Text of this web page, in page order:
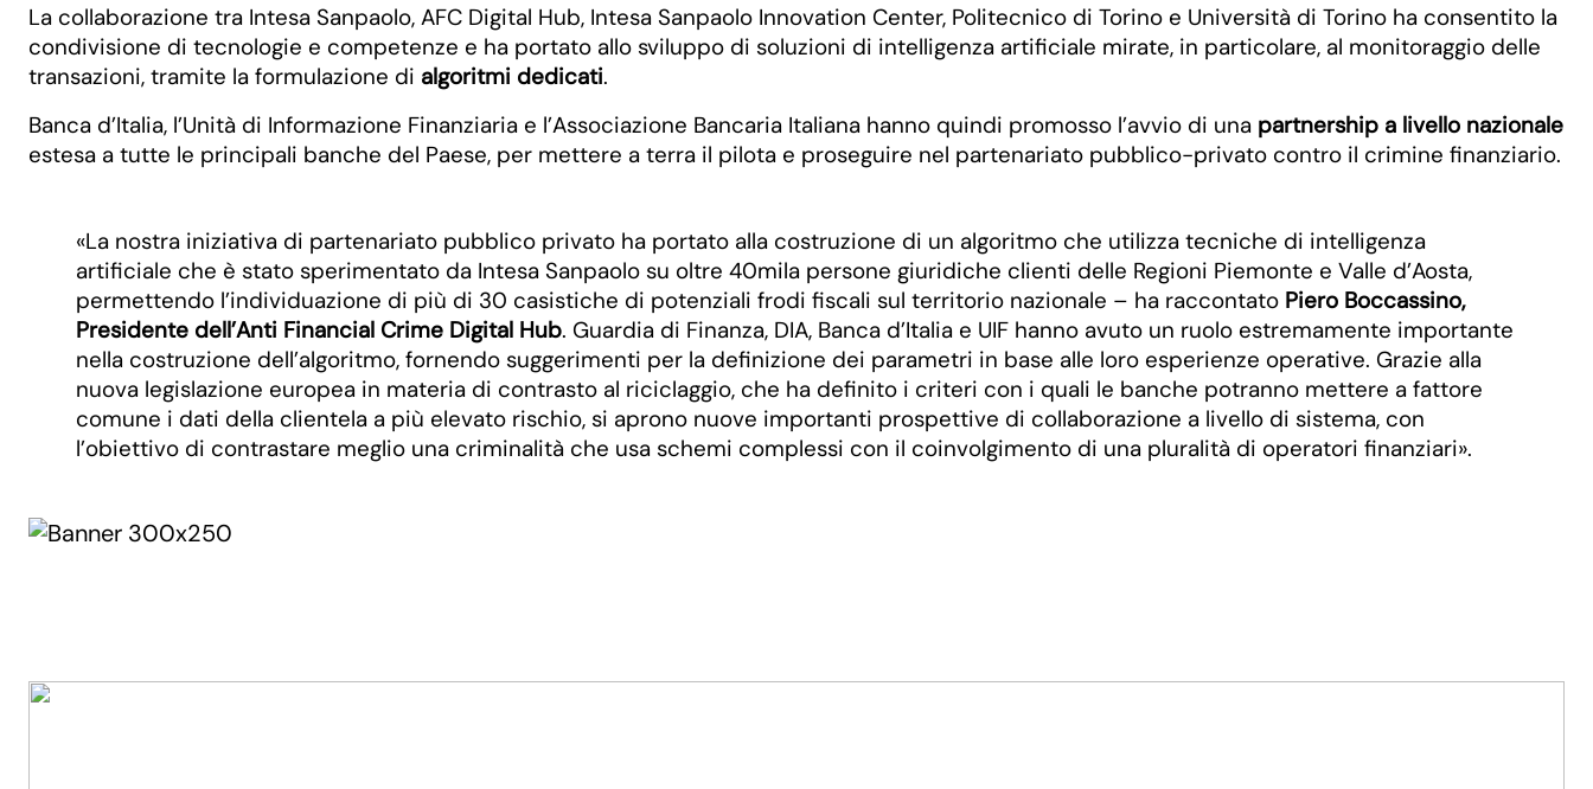
La collaborazione tra Intesa Sanpaolo, AFC Digital Hub, Intesa Sanpaolo Innovation Center, Politecnico di Torino e Università di Torino ha consentito la
condivisione di tecnologie e competenze e ha portato allo sviluppo di soluzioni di intelligenza artificiale mirate, in particolare, al monitoraggio delle
transazioni, tramite la formulazione di algoritmi dedicati.
Banca d’Italia, l’Unità di Informazione Finanziaria e l’Associazione Bancaria Italiana hanno quindi promosso l’avvio di una partnership a livello nazionale
estesa a tutte le principali banche del Paese, per mettere a terra il pilota e proseguire nel partenariato pubblico-privato contro il crimine finanziario.
«La nostra iniziativa di partenariato pubblico privato ha portato alla costruzione di un algoritmo che utilizza tecniche di intelligenza
artificiale che è stato sperimentato da Intesa Sanpaolo su oltre 40mila persone giuridiche clienti delle Regioni Piemonte e Valle d’Aosta,
permettendo l’individuazione di più di 30 casistiche di potenziali frodi fiscali sul territorio nazionale – ha raccontato Piero Boccassino,
Presidente dell’Anti Financial Crime Digital Hub. Guardia di Finanza, DIA, Banca d’Italia e UIF hanno avuto un ruolo estremamente importante
nella costruzione dell’algoritmo, fornendo suggerimenti per la definizione dei parametri in base alle loro esperienze operative. Grazie alla
nuova legislazione europea in materia di contrasto al riciclaggio, che ha definito i criteri con i quali le banche potranno mettere a fattore
comune i dati della clientela a più elevato rischio, si aprono nuove importanti prospettive di collaborazione a livello di sistema, con
l’obiettivo di contrastare meglio una criminalità che usa schemi complessi con il coinvolgimento di una pluralità di operatori finanziari».